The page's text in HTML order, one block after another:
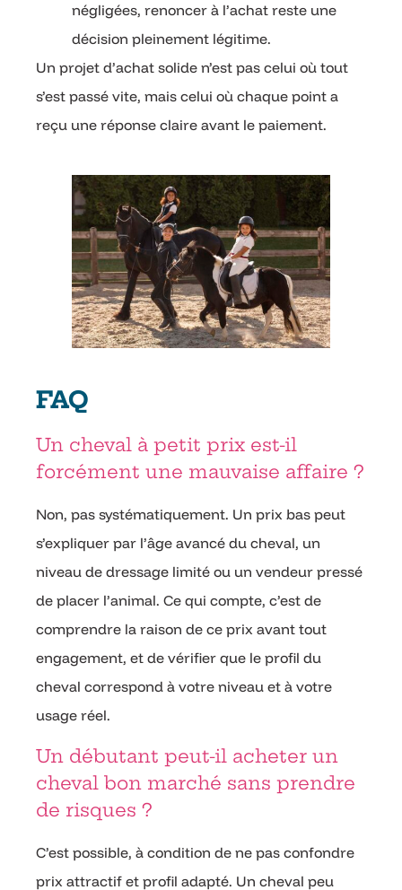
négligées, renoncer à l’achat reste une
décision pleinement légitime.
Un projet d’achat solide n’est pas celui où tout
s’est passé vite, mais celui où chaque point a
reçu une réponse claire avant le paiement.
FAQ
Un cheval à petit prix est-il
forcément une mauvaise affaire ?
Non, pas systématiquement. Un prix bas peut
s’expliquer par l’âge avancé du cheval, un
niveau de dressage limité ou un vendeur pressé
de placer l’animal. Ce qui compte, c’est de
comprendre la raison de ce prix avant tout
engagement, et de vérifier que le profil du
cheval correspond à votre niveau et à votre
usage réel.
Un débutant peut-il acheter un
cheval bon marché sans prendre
de risques ?
C’est possible, à condition de ne pas confondre
prix attractif et profil adapté. Un cheval peu